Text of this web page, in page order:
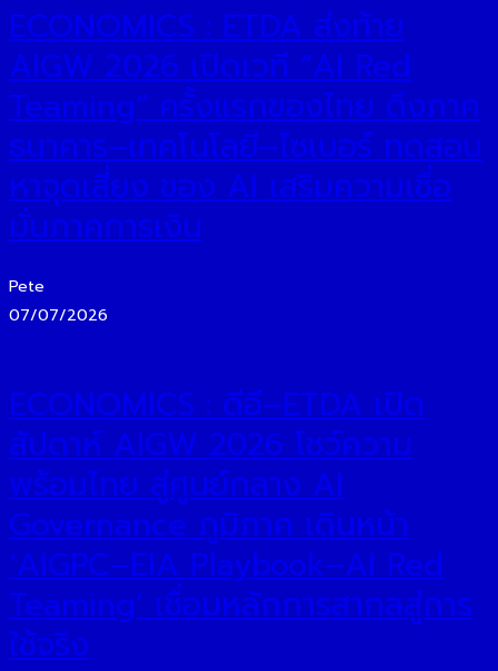
ECONOMICS : ETDA ส่งท้าย
AIGW 2026 เปิดเวที “AI Red
Teaming” ครั้งแรกของไทย ดึงภาค
ธนาคาร–เทคโนโลยี–ไซเบอร์ ทดสอบ
หาจุดเสี่ยง ของ AI เสริมความเชื่อ
มั่นภาคการเงิน
Pete
07/07/2026
ECONOMICS : ดีอี–ETDA เปิด
สัปดาห์ AIGW 2026 โชว์ความ
พร้อมไทย สู่ศูนย์กลาง AI
Governance ภูมิภาค เดินหน้า
‘AIGPC–EIA Playbook–AI Red
Teaming’ เชื่อมหลักการสากลสู่การ
ใช้จริง